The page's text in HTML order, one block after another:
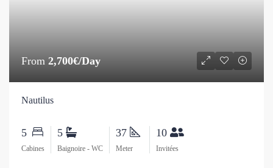
From 2,700€/Day
Nautilus
5
Cabines
5
Baignoire - WC
37
Meter
10
Invitées